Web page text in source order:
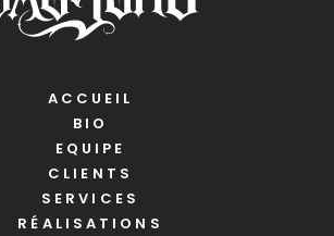
ACCUEIL
BIO
EQUIPE
CLIENTS
SERVICES
RÉALISATIONS